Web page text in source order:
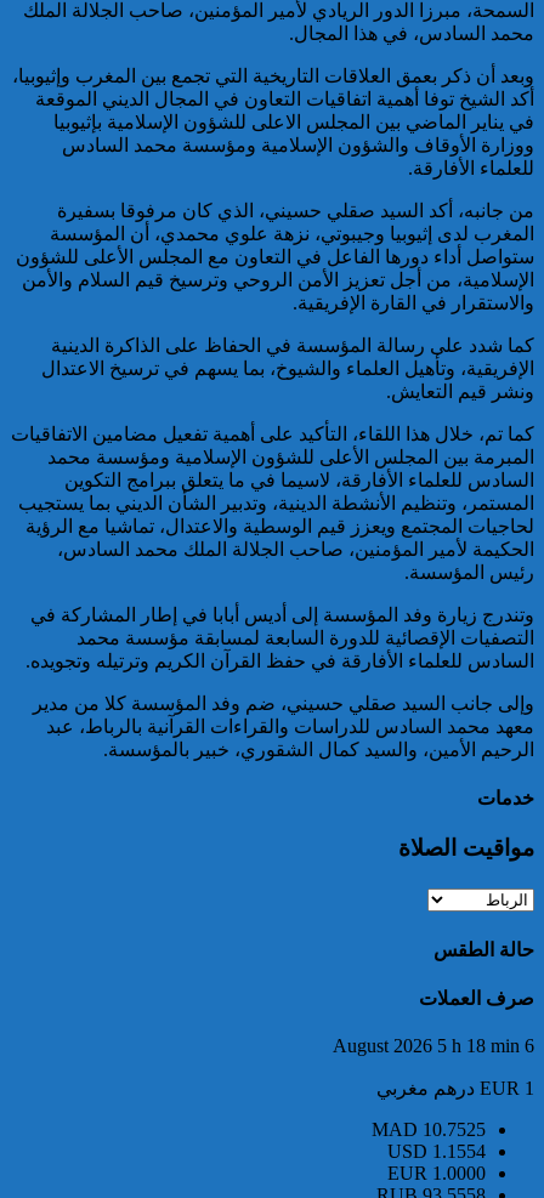
تقديم 17 موقوفا على أنظار النيابة
العامة لدى محكمة الاستئناف
بالقنيطرة على إثر الأحداث التي
عرفتها منطقة سيدي الطيبي
موظف أمن يتقدم بشكاية لدى
الوكيل العام للملك بمحكمة
الاستئناف بالدار البيضاء على
مزعومة نسبها له حساب على
شبكات التواصل الاجتماعي
خبير: “البيعة الإلكترونية” تكشف
تحول الإرهاب الرقمي بعد تفكيك
خلية داعشية بتطوان
تركيا:القضاء يأمر بحبس رئيس
تفكيك خلية إرهابية مرتبطة بالفرع
الإفريقي ل”داعش”: ضبط عبوة
بضواحي الرباط
كاريكاتير
كاريكاتير
السمحة، مبرزا الدور الريادي لأمير المؤمنين، صاحب الجلالة الملك
محمد السادس، في هذا المجال.
وبعد أن ذكر بعمق العلاقات التاريخية التي تجمع بين المغرب وإثيوبيا،
أكد الشيخ توفا أهمية اتفاقيات التعاون في المجال الديني الموقعة
في يناير الماضي بين المجلس الاعلى للشؤون الإسلامية بإثيوبيا
ووزارة الأوقاف والشؤون الإسلامية ومؤسسة محمد السادس
للعلماء الأفارقة.
من جانبه، أكد السيد صقلي حسيني، الذي كان مرفوقا بسفيرة
المغرب لدى إثيوبيا وجيبوتي، نزهة علوي محمدي، أن المؤسسة
ستواصل أداء دورها الفاعل في التعاون مع المجلس الأعلى للشؤون
الإسلامية، من أجل تعزيز الأمن الروحي وترسيخ قيم السلام والأمن
والاستقرار في القارة الإفريقية.
كما شدد على رسالة المؤسسة في الحفاظ على الذاكرة الدينية
الإفريقية، وتأهيل العلماء والشيوخ، بما يسهم في ترسيخ الاعتدال
ونشر قيم التعايش.
كما تم، خلال هذا اللقاء، التأكيد على أهمية تفعيل مضامين الاتفاقيات
المبرمة بين المجلس الأعلى للشؤون الإسلامية ومؤسسة محمد
السادس للعلماء الأفارقة، لاسيما في ما يتعلق ببرامج التكوين
المستمر، وتنظيم الأنشطة الدينية، وتدبير الشأن الديني بما يستجيب
لحاجيات المجتمع ويعزز قيم الوسطية والاعتدال، تماشيا مع الرؤية
الحكيمة لأمير المؤمنين، صاحب الجلالة الملك محمد السادس،
رئيس المؤسسة.
وتندرج زيارة وفد المؤسسة إلى أديس أبابا في إطار المشاركة في
التصفيات الإقصائية للدورة السابعة لمسابقة مؤسسة محمد
السادس للعلماء الأفارقة في حفظ القرآن الكريم وترتيله وتجويده.
وإلى جانب السيد صقلي حسيني، ضم وفد المؤسسة كلا من مدير
معهد محمد السادس للدراسات والقراءات القرآنية بالرباط، عبد
الرحيم الأمين، والسيد كمال الشقوري، خبير بالمؤسسة.
خدمات
مواقيت الصلاة
حالة الطقس
صرف العملات
6 August 2026 5 h 18 min
EUR 1 درهم مغربي
MAD 10.7525
USD 1.1554
EUR 1.0000